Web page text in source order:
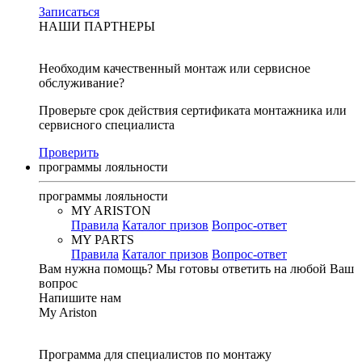
Записаться
НАШИ ПАРТНЕРЫ
Необходим качественный монтаж или сервисное
обслуживание?
Проверьте срок действия сертификата монтажника или
сервисного специалиста
Проверить
программы лояльности
программы лояльности
MY ARISTON
Правила Каталог призов Вопрос-ответ
MY PARTS
Правила Каталог призов Вопрос-ответ
Вам нужна помощь? Мы готовы ответить на любой Ваш
вопрос
Напишите нам
My Ariston
Программа для специалистов по монтажу